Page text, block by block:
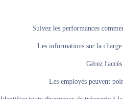
Suivez les performances
Les informations sur la
Gérez
Les employés peuvent